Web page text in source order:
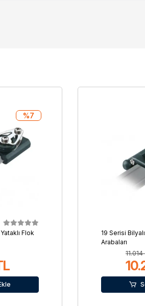
Flok
%7
19 Serisi
Arabaları